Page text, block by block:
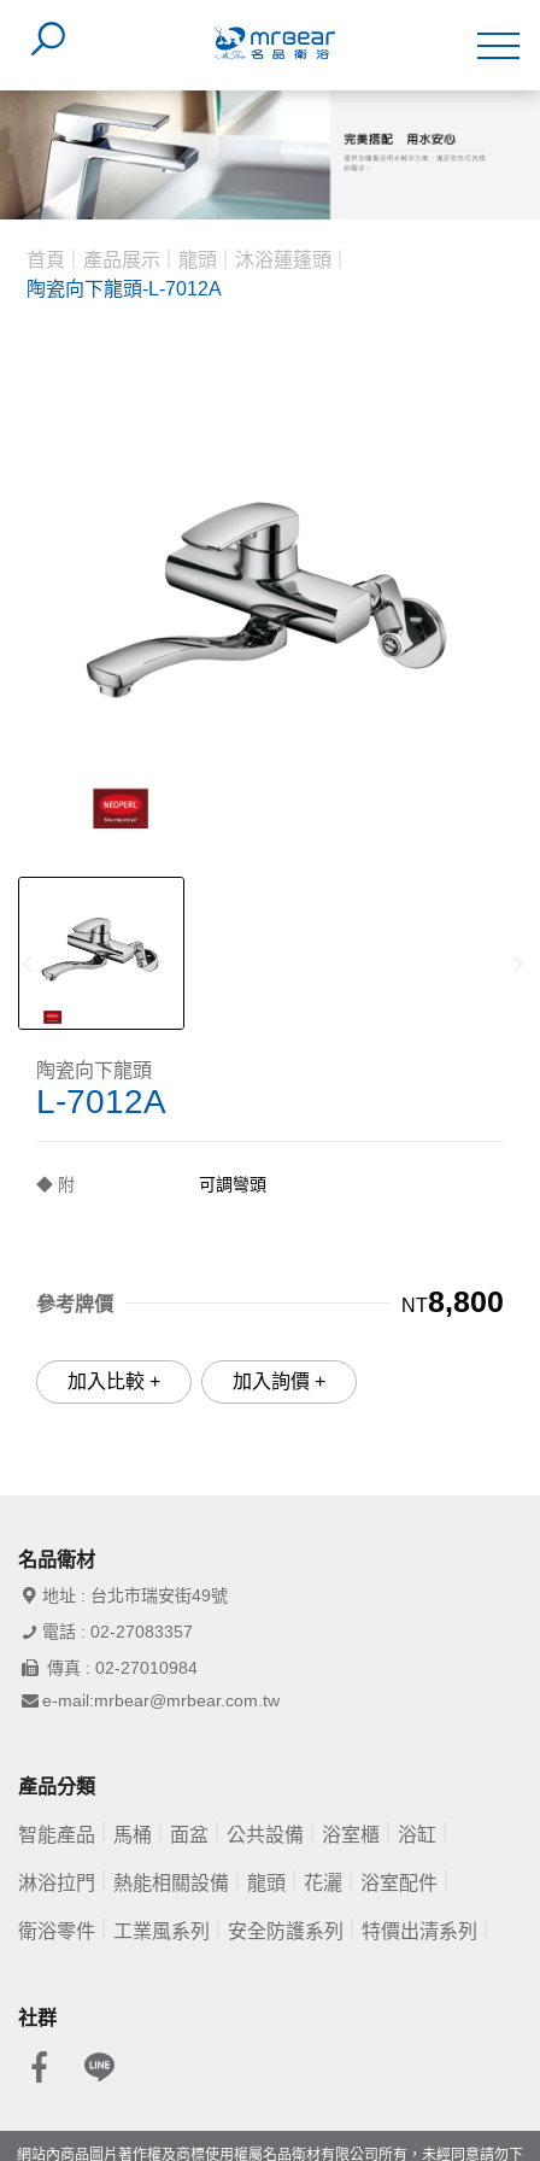
首頁 產品展示 龍頭
沐浴蓮蓬頭
陶瓷向下龍頭-L-7012A
陶瓷向下龍頭
L-7012A
◆ 附 可調彎頭
參考牌價 NT8,800
加入比較 + 加入詢價 +
名品衛材
地址 : 台北市瑞安街49號
電話 : 02-27083357
傳真 : 02-27010984
e-mail:mrbear@mrbear.com.tw
產品分類
智能產品 馬桶 面盆 公共設備 浴室櫃 浴缸
淋浴拉門 熱能相關設備 龍頭 花灑 浴室配件
衛浴零件 工業風系列 安全防護系列 特價出清系列
社群
網站內商品圖片著作權及商標使用權屬名品衛材有限公司所有，未經同意請勿下